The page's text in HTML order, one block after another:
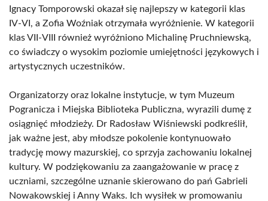
Ignacy Tomporowski okazał się najlepszy w kategorii klas
IV-VI, a Zofia Woźniak otrzymała wyróżnienie. W kategorii
klas VII-VIII również wyróżniono Michalinę Pruchniewską,
co świadczy o wysokim poziomie umiejętności językowych i
artystycznych uczestników.
Organizatorzy oraz lokalne instytucje, w tym Muzeum
Pogranicza i Miejska Biblioteka Publiczna, wyrazili dumę z
osiągnięć młodzieży. Dr Radosław Wiśniewski podkreślił,
jak ważne jest, aby młodsze pokolenie kontynuowało
tradycję mowy mazurskiej, co sprzyja zachowaniu lokalnej
kultury. W podziękowaniu za zaangażowanie w pracę z
uczniami, szczególne uznanie skierowano do pań Gabrieli
Nowakowskiej i Anny Waks. Ich wysiłek w promowaniu